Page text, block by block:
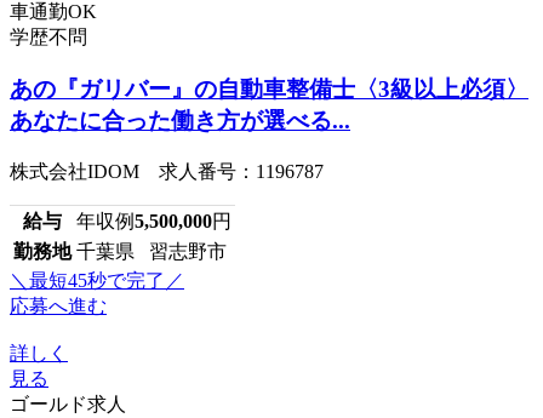
車通勤OK
学歴不問
あの『ガリバー』の自動車整備士〈3級以上必須〉
あなたに合った働き方が選べる...
株式会社IDOM 求人番号：1196787
給与 年収例5,500,000円
勤務地 千葉県 習志野市
＼最短45秒で完了／
応募へ進む
詳しく
見る
ゴールド求人